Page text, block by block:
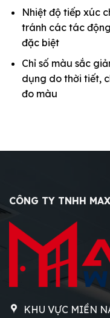
Nhiệt độ tiếp xúc
tránh các tác
đặc biệt
Chỉ số màu sắc
dụng do thời tiết,
đo màu
CÔNG TY TNHH
KHU VỰC MIỀN